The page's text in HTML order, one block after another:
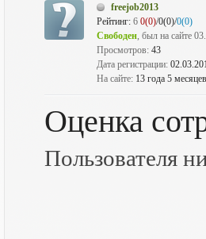
freejob2013
Рейтинг: 6 0(0)/0(0)/0(0)
Свободен, был на сайте
Просмотров: 43
Дата регистрации:
На сайте: 13 года 5
Оценка
Пользователя